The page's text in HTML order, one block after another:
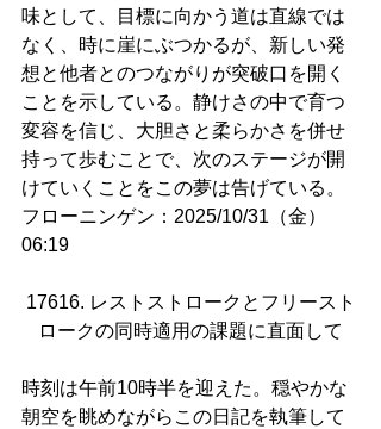
味として、目標に向かう道は直線では
なく、時に崖にぶつかるが、新しい発
想と他者とのつながりが突破口を開く
ことを示している。静けさの中で育つ
変容を信じ、大胆さと柔らかさを併せ
持って歩むことで、次のステージが開
けていくことをこの夢は告げている。
フローニンゲン：2025/10/31（金）
06:19
17616. レストストロークとフリースト
ロークの同時適用の課題に直面して
時刻は午前10時半を迎えた。穏やかな
朝空を眺めながらこの日記を執筆して